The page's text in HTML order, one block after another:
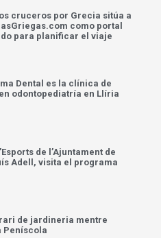
cruceros por Grecia sitúa a
como portal
para planificar el viaje
Dental es la clínica de
odontopediatría en Llíria
de l’Ajuntament de
Adell, visita el programa
de jardineria mentre
Peníscola